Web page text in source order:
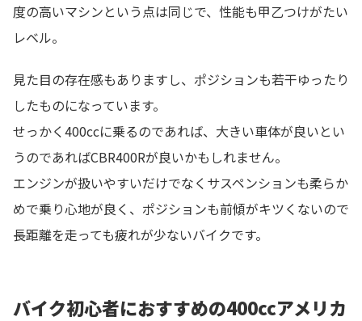
度の高いマシンという点は同じで、性能も甲乙つけがたい
レベル。
見た目の存在感もありますし、ポジションも若干ゆったり
したものになっています。
せっかく400ccに乗るのであれば、大きい車体が良いとい
うのであればCBR400Rが良いかもしれません。
エンジンが扱いやすいだけでなくサスペンションも柔らか
めで乗り心地が良く、ポジションも前傾がキツくないので
長距離を走っても疲れが少ないバイクです。
バイク初心者におすすめの400ccアメリカ